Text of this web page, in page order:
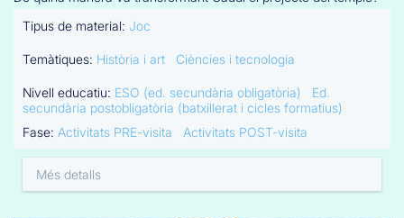
Tipus de material: Joc
Temàtiques: Història i art Ciències i tecnologia
Nivell educatiu: ESO (ed. secundària obligatòria)
Ed.
secundària postobligatòria (batxillerat i cicles formatius)
Fase: Activitats PRE-visita Activitats POST-visita
Més detalls